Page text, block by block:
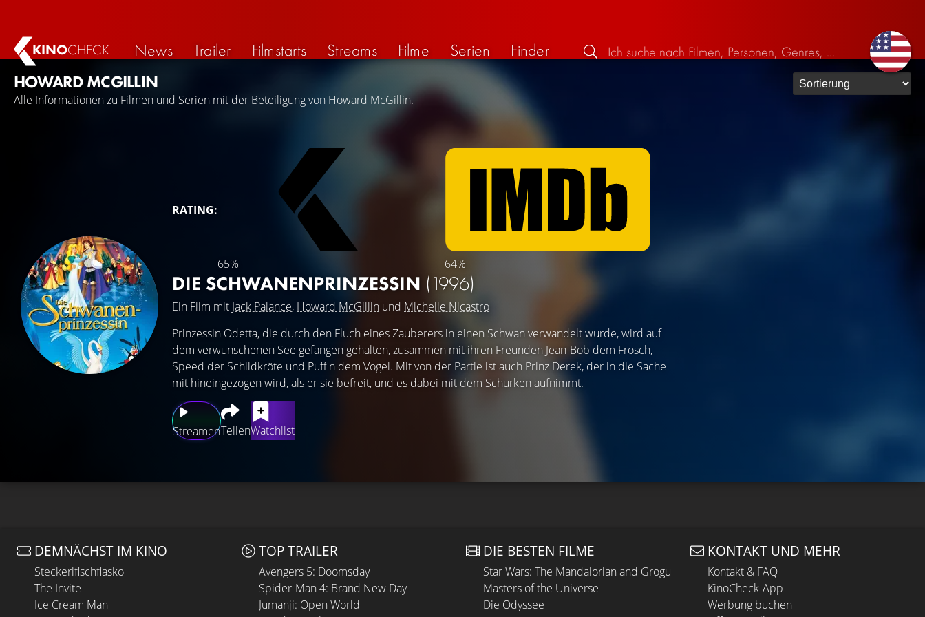
KINOCHECK News Trailer Filmstarts Streams Filme Serien
Finder
HOWARD MCGILLIN
Alle Informationen zu Filmen und Serien mit der Beteiligung von Howard McGillin.
RATING:
65% 64%
DIE SCHWANENPRINZESSIN (1996)
Ein Film mit Jack Palance, Howard McGillin und Michelle Nicastro
StreamenTeilenWatchlist
Prinzessin Odetta, die durch den Fluch eines Zauberers in einen Schwan verwandelt wurde, wird auf
dem verwunschenen See gefangen gehalten, zusammen mit ihren Freunden Jean-Bob dem Frosch,
Speed der Schildkröte und Puffin dem Vogel. Mit von der Partie ist auch Prinz Derek, der in die Sache
mit hineingezogen wird, als er sie befreit, und es dabei mit dem Schurken aufnimmt.
DEMNÄCHST IM KINO
Steckerlfischfiasko
The Invite
Ice Cream Man
TOP TRAILER
Avengers 5: Doomsday
Spider-Man 4: Brand New Day
Jumanji: Open World
DIE BESTEN FILME
Star Wars: The Mandalorian and Grogu
Masters of the Universe
Die Odyssee
KONTAKT UND MEHR
Kontakt & FAQ
KinoCheck-App
Werbung buchen